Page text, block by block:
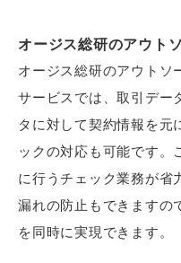
オージス総研のアウト
オージス総研のアウトソ
サービスでは、取引デー
タに対して契約情報を元
ックの対応も可能です。
に行うチェック業務が省
漏れの防止もできますの
を同時に実現できます。